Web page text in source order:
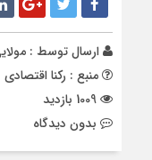
ارسال توسط :
منبع : رکنا اقتصادی
بدون دیدگاه